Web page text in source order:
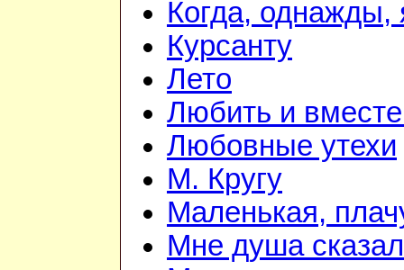
Когда, однажды,
Курсанту
Лето
Любить и
Любовные утехи
М. Кругу
Маленькая,
Мне душа